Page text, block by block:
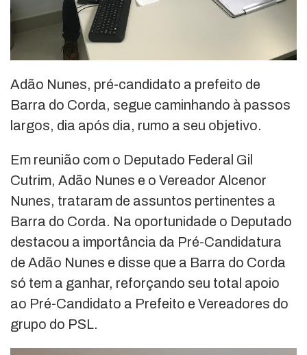
Adão Nunes, pré-candidato a prefeito de
Barra do Corda, segue caminhando à passos
largos, dia após dia, rumo a seu objetivo.
Em reunião com o Deputado Federal Gil
Cutrim, Adão Nunes e o Vereador Alcenor
Nunes, trataram de assuntos pertinentes a
Barra do Corda. Na oportunidade o Deputado
destacou a importância da Pré-Candidatura
de Adão Nunes e disse que a Barra do Corda
só tem a ganhar, reforçando seu total apoio
ao Pré-Candidato a Prefeito e Vereadores do
grupo do PSL.